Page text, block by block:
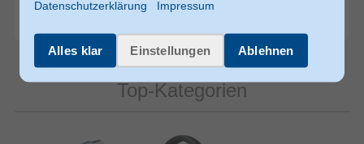
(10)
Dreifach Kamera Dual Sim
Top-Kategorien
Datenschutzerklärung
Impressum
Alles klar Einstellungen Ablehnen